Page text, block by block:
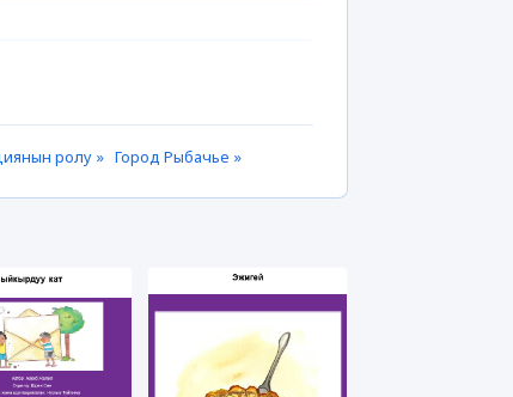
ролу » Город Рыбачье »